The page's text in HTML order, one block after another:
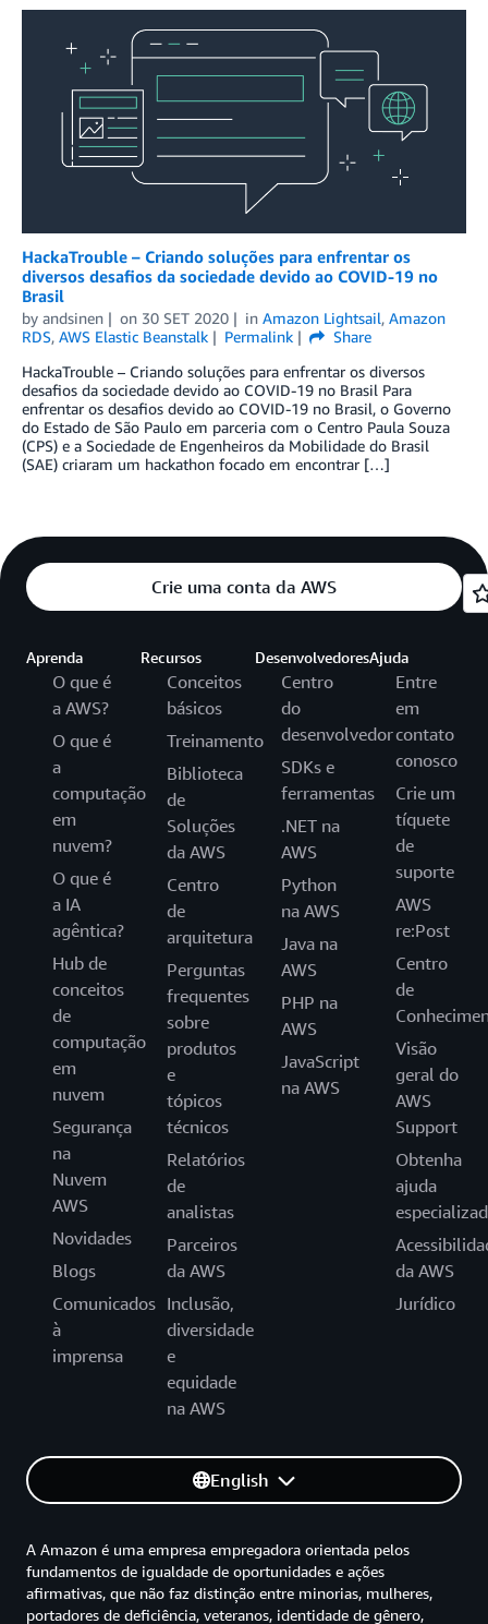
HackaTrouble – Criando soluções para enfrentar os
diversos desafios da sociedade devido ao COVID-19 no
Brasil
by andsinen on 30 SET 2020 in Amazon Lightsail, Amazon
RDS, AWS Elastic Beanstalk Permalink
Share
HackaTrouble – Criando soluções para enfrentar os diversos
desafios da sociedade devido ao COVID-19 no Brasil Para
enfrentar os desafios devido ao COVID-19 no Brasil, o Governo
do Estado de São Paulo em parceria com o Centro Paula Souza
(CPS) e a Sociedade de Engenheiros da Mobilidade do Brasil
(SAE) criaram um hackathon focado em encontrar […]
Crie uma conta da AWS
Aprenda
O que é
a AWS?
O que é
a
computação
em
nuvem?
O que é
a IA
agêntica?
Hub de
conceitos
de
computação
em
nuvem
Segurança
na
Nuvem
AWS
Novidades
Blogs
Comunicados
à
imprensa
Recursos
Conceitos
básicos
Treinamento
Biblioteca
de
Soluções
da AWS
Centro
de
arquitetura
Perguntas
frequentes
sobre
produtos
e
tópicos
técnicos
Relatórios
de
analistas
Parceiros
da AWS
Inclusão,
diversidade
e
equidade
na AWS
Desenvolvedores
Centro
do
desenvolvedor
SDKs e
ferramentas
.NET na
AWS
Python
na AWS
Java na
AWS
PHP na
AWS
JavaScript
na AWS
Ajuda
Entre
em
contato
conosco
Crie um
tíquete
de
suporte
AWS
re:Post
Centro
de
Visão
geral do
AWS
Support
Obtenha
ajuda
da AWS
Jurídico
English
A Amazon é uma empresa empregadora orientada pelos
fundamentos de igualdade de oportunidades e ações
afirmativas, que não faz distinção entre minorias, mulheres,
portadores de deficiência, veteranos, identidade de gênero,